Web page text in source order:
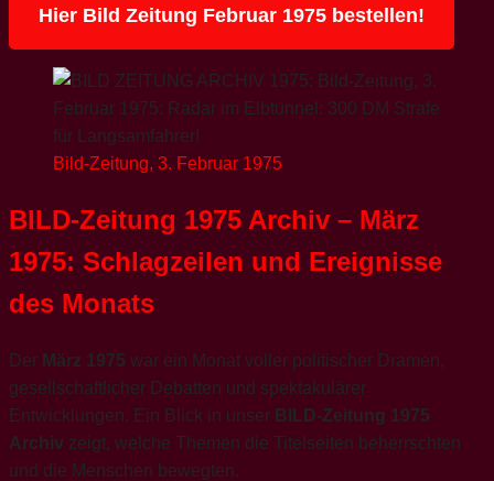
Hier Bild Zeitung Februar 1975 bestellen!
Bild-Zeitung, 3. Februar 1975
BILD-Zeitung 1975 Archiv – März
1975: Schlagzeilen und Ereignisse
des Monats
Der März 1975 war ein Monat voller politischer Dramen,
gesellschaftlicher Debatten und spektakulärer
Entwicklungen. Ein Blick in unser BILD-Zeitung 1975
Archiv zeigt, welche Themen die Titelseiten beherrschten
und die Menschen bewegten.